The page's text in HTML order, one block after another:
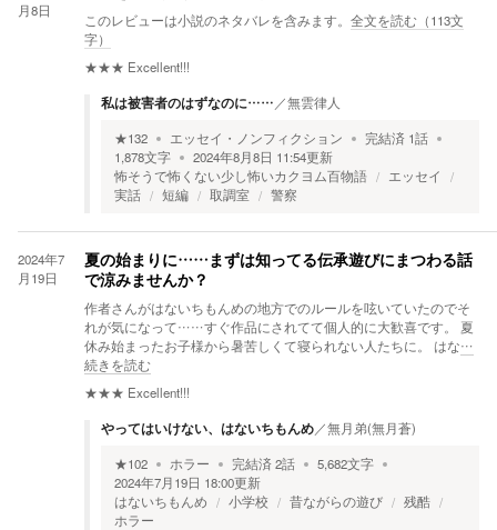
月8日
このレビューは小説のネタバレを含みます。 全文を読む（113文
字）
★★★ Excellent!!!
私は被害者のはずなのに…… ／無雲律人
★132 エッセイ・ノンフィクション 完結済 1話
1,878文字 2024年8月8日 11:54更新
怖そうで怖くない少し怖いカクヨム百物語
エッセイ
実話
短編 取調室 警察
2024年7
月19日
夏の始まりに……まずは知ってる伝承遊びにまつわる話
で涼みませんか？
作者さんがはないちもんめの地方でのルールを呟いていたのでそ
れが気になって……すぐ作品にされてて個人的に大歓喜です。 夏
休み始まったお子様から暑苦しくて寝られない人たちに。 はな…
続きを読む
★★★ Excellent!!!
やってはいけない、はないちもんめ／無月弟(無月蒼)
★102 ホラー 完結済2話 5,682文字
2024年7月19日 18:00更新
はないちもんめ
小学校 昔ながらの遊び
残酷
ホラー